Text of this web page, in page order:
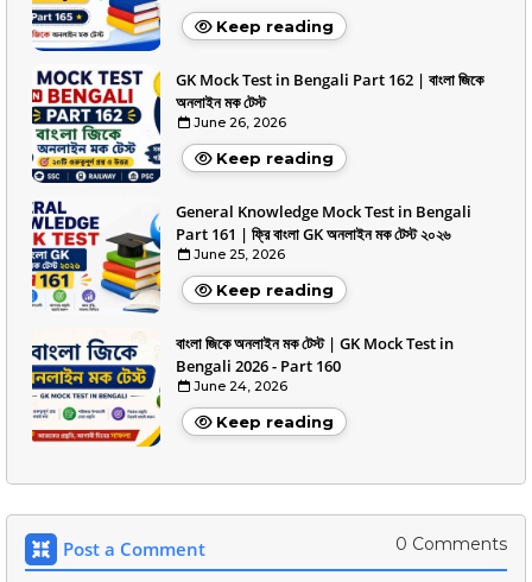
Keep reading
GK Mock Test in Bengali Part 162 | বাংলা জিকে
অনলাইন মক টেস্ট
June 26, 2026
Keep reading
General Knowledge Mock Test in Bengali
Part 161 | ফ্রি বাংলা GK অনলাইন মক টেস্ট ২০২৬
June 25, 2026
Keep reading
বাংলা জিকে অনলাইন মক টেস্ট | GK Mock Test in
Bengali 2026 - Part 160
June 24, 2026
Keep reading
Post a Comment 0 Comments